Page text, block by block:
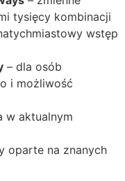
tysięcy kombinacji
wstęp
– dla osób
i możliwość
w aktualnym
oparte na znanych